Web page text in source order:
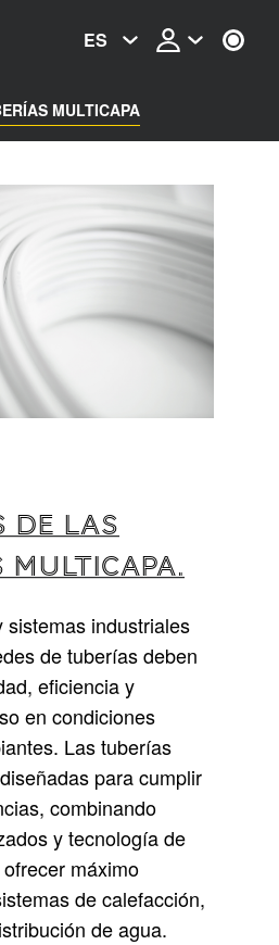
ES
MULTICAPA
de las
sistemas industriales
de tuberías deben
eficiencia y
en condiciones
Lastuberías
para cumplir
combinando
y tecnología de
máximo
de calefacción,
de agua.